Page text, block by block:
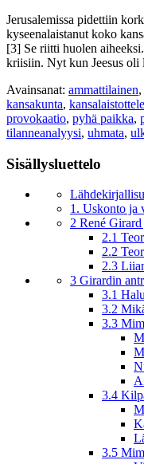
Jerusalemissa pidettiin
kyseenalaistanut koko
[3] Se riitti huolen
kriisiin. Nyt kun Jeesus oli
Avainsanat: ammattilainen,
kansakunta,
provokaatio, pyhä paikka,
tilanneanalyysi, uhmata,
Sisällysluettelo
1. Uskonto ja
2 René
2.1
2.2
2.3
3 Girardin
3.1
3.2
3.3
3.4
3.5